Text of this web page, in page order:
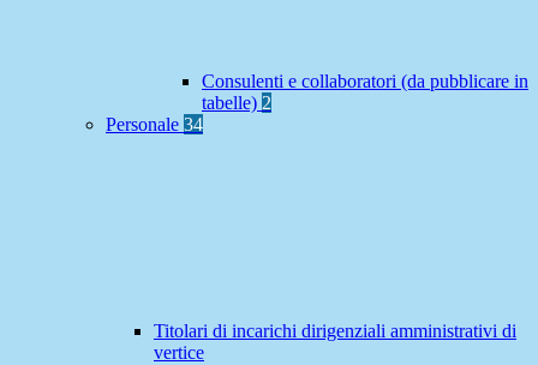
Consulenti e collaboratori (da pubblicare in
tabelle) 2
Personale 34
Titolari di incarichi dirigenziali amministrativi di
vertice